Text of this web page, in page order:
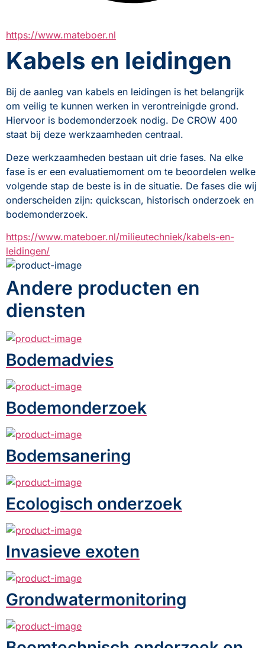
https://www.mateboer.nl
Kabels en leidingen
Bij de aanleg van kabels en leidingen is het belangrijk
om veilig te kunnen werken in verontreinigde grond.
Hiervoor is bodemonderzoek nodig. De CROW 400
staat bij deze werkzaamheden centraal.
Deze werkzaamheden bestaan uit drie fases. Na elke
fase is er een evaluatiemoment om te beoordelen welke
volgende stap de beste is in de situatie. De fases die wij
onderscheiden zijn: quickscan, historisch onderzoek en
bodemonderzoek.
https://www.mateboer.nl/milieutechniek/kabels-en-
leidingen/
Andere producten en
diensten
Bodemadvies
Bodemonderzoek
Bodemsanering
Ecologisch onderzoek
Invasieve exoten
Grondwatermonitoring